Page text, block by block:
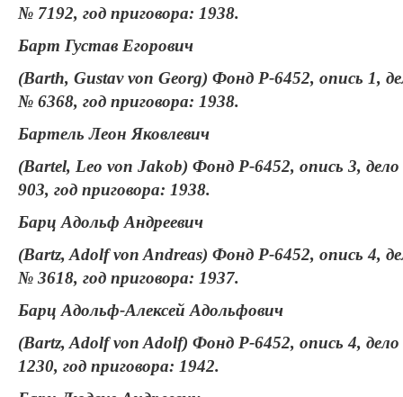
№ 7192, год приговора: 1938.
Барт Густав Егорович
(Barth, Gustav von Georg) Фонд Р-6452, опись 1,
№ 6368, год приговора: 1938.
Бартель Леон Яковлевич
(Bartel, Leo von Jakob) Фонд Р-6452, опись 3,
903, год приговора: 1938.
Барц Адольф Андреевич
(Bartz, Adolf von Andreas) Фонд Р-6452, опись 4,
№ 3618, год приговора: 1937.
Барц Адольф-Алексей Адольфович
(Bartz, Adolf von Adolf) Фонд Р-6452, опись 4,
1230, год приговора: 1942.